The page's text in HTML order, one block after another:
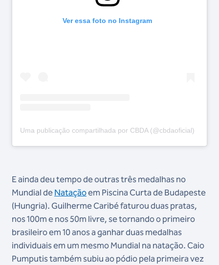
Ver essa foto no Instagram
Uma publicação compartilhada por CBDA (@cbdaoficial)
E ainda deu tempo de outras três medalhas no
Mundial deNataçãoem Piscina Curta de Budapeste
(Hungria). Guilherme Caribé faturou duas pratas,
nos 100m e nos 50m livre, se tornando o primeiro
brasileiro em 10 anos a ganhar duas medalhas
individuais em um mesmo Mundial na natação. Caio
Pumputis também subiu ao pódio pela primeira vez